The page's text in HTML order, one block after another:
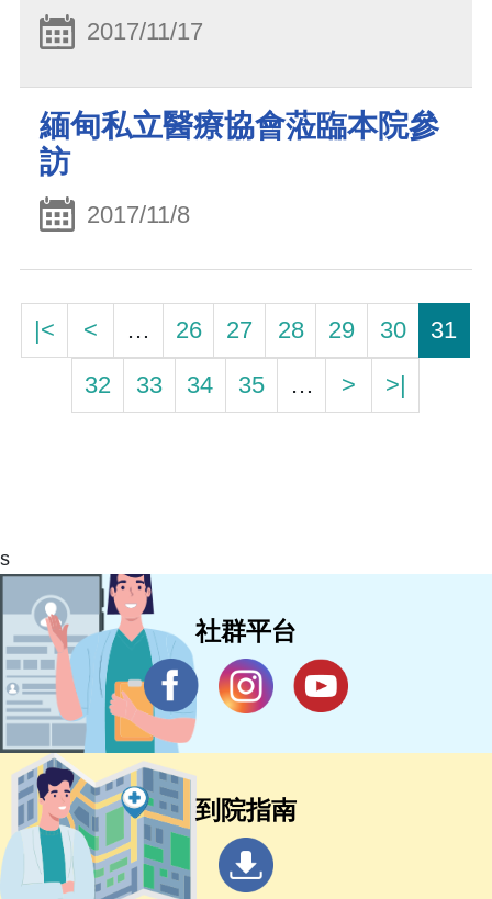
2017/11/17
緬甸私立醫療協會蒞臨本院參
訪
2017/11/8
|< < … 26 27 28 29 30
31
32
33 34 35 … > >|
s
社群平台
到院指南